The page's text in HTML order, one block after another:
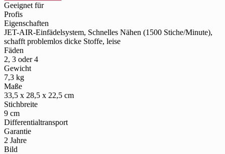
Geeignet für
Profis
Eigenschaften
JET-AIR-Einfädelsystem, Schnelles Nähen (1500 Stiche/Minute),
schafft problemlos dicke Stoffe, leise
Fäden
2, 3 oder 4
Gewicht
7,3 kg
Maße
33,5 x 28,5 x 22,5 cm
Stichbreite
9 cm
Differentialtransport
Garantie
2 Jahre
Bild